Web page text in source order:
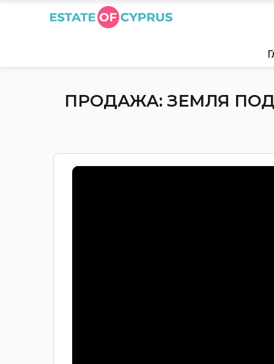
ПРОДАЖА: ЗЕМЛЯ